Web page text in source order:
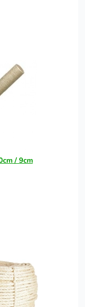
/ 9cm